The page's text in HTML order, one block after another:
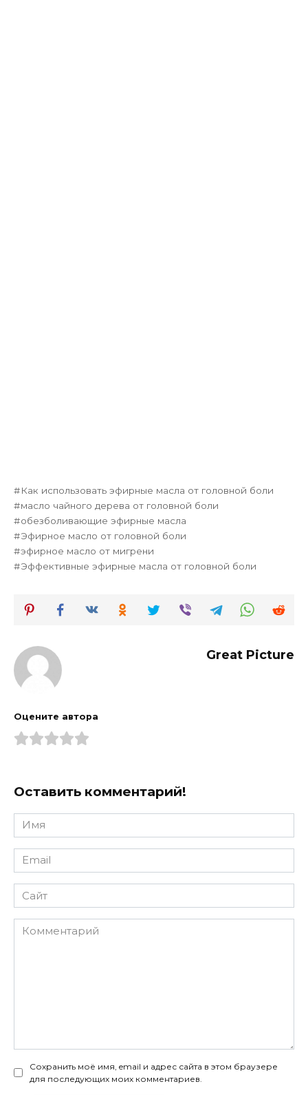
Как использовать эфирные масла от головной боли
масло чайного дерева от головной боли
обезболивающие эфирные масла
Эфирное масло от головной боли
эфирное масло от мигрени
Эффективные эфирные масла от головной боли
Great Picture
Оцените автора
Оставить комментарий!
Имя
*
Email
*
Сайт
Комментарий
Сохранить моё имя, email и адрес сайта в этом браузере
для последующих моих комментариев.